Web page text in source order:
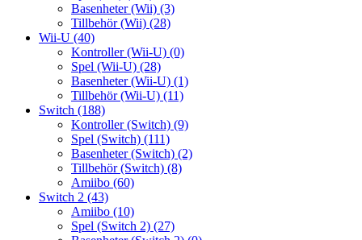
Basenheter (Wii) (3)
Tillbehör (Wii) (28)
Wii-U (40)
Kontroller (Wii-U) (0)
Spel (Wii-U) (28)
Basenheter (Wii-U) (1)
Tillbehör (Wii-U) (11)
Switch (188)
Kontroller (Switch) (9)
Spel (Switch) (111)
Basenheter (Switch) (2)
Tillbehör (Switch) (8)
Amiibo (60)
Switch 2 (43)
Amiibo (10)
Spel (Switch 2) (27)